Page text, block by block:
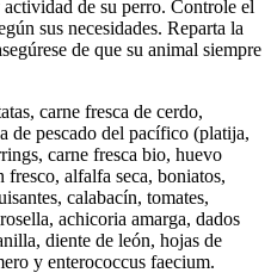
de su perro. Controle el
sus necesidades. Reparta la
de que su animal siempre
carne fresca de cerdo,
de pescado del pacífico (platija,
carne fresca bio, huevo
fresco, alfalfa seca, boniatos,
calabacín, tomates,
achicoria amarga, dados
diente de león, hojas de
y enterococcus faecium.